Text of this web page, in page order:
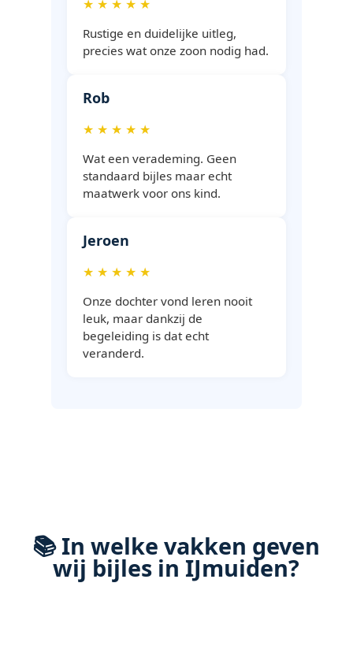
★ ★ ★ ★ ★
Rustige en duidelijke uitleg,
precies wat onze zoon nodig had.
Rob
★ ★ ★ ★ ★
Wat een verademing. Geen
standaard bijles maar echt
maatwerk voor ons kind.
Jeroen
★ ★ ★ ★ ★
Onze dochter vond leren nooit
leuk, maar dankzij de
begeleiding is dat echt
veranderd.
📚 In welke vakken geven
wij bijles in IJmuiden?